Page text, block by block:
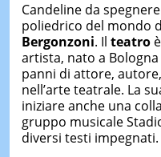
Candeline da
poliedrico del mondo
Bergonzoni. Il teatroè
artista, nato a
panni di attore,
nell’arte teatrale. La
iniziare anche una
gruppo musicale
diversi testi impegnati.